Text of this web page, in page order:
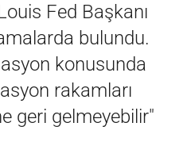
Fed Başkanı
bulundu.
konusunda
rakamları
geri gelmeyebilir"